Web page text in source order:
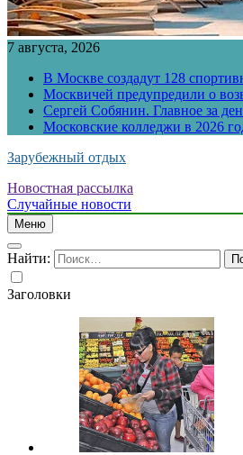
7 августа, 2026
В Москве создадут 128
Москвичей предупредили о
Сергей Собянин. Главное за
Московские колледжи в 2026
Зарубежный отдых
Новостная рассылка
Случайные новости
Меню
Найти:
Заголовки